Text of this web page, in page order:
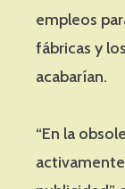
empleos
fábricas y
acabarían.
“En la